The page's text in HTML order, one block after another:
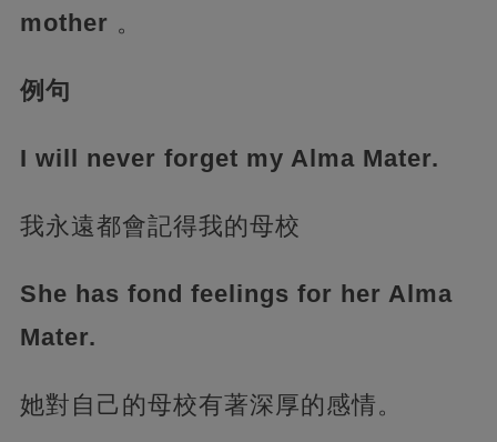
mother 。
例句
I will never forget my Alma Mater.
我永遠都會記得我的母校
She has fond feelings for her Alma
Mater.
她對自己的母校有著深厚的感情。